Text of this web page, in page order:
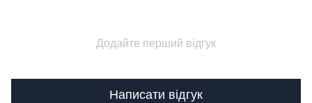
Додайте перший відгук
Написати відгук